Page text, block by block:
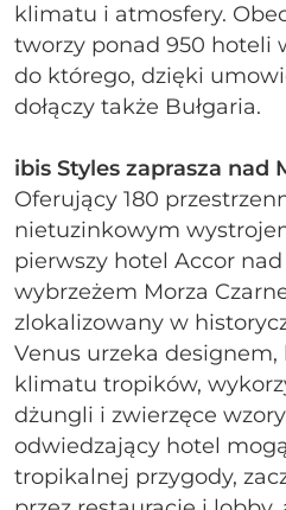
klimatu i atmosfery.
tworzy ponad 950 hoteli
do którego, dzięki
dołączy także Bułgaria.
ibis Styles zaprasza nad
Oferujący 180
nietuzinkowym
pierwszy hotel Accor
wybrzeżem Morza
zlokalizowany w
Venus urzeka
klimatu tropików,
dżungli i zwierzęce
odwiedzający hotel
tropikalnej przygody,